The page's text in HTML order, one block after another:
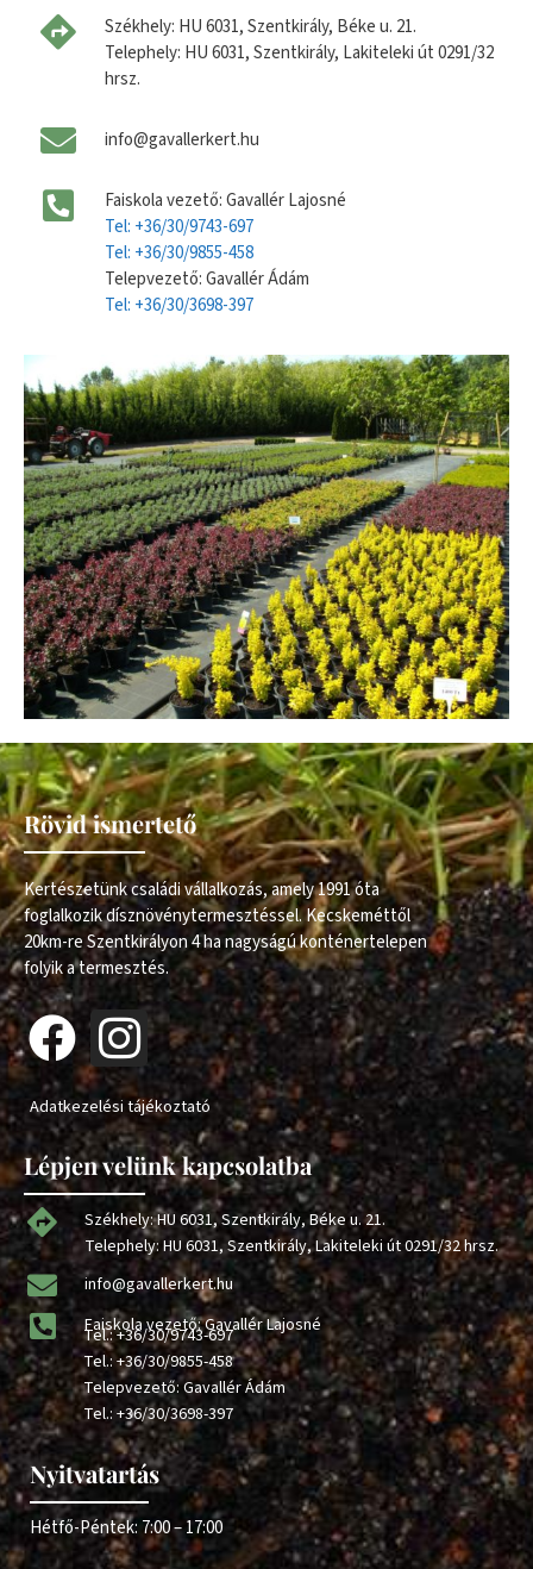
Székhely: HU 6031, Szentkirály, Béke u. 21.
Telephely: HU 6031, Szentkirály, Lakiteleki út 0291/32
hrsz.
info@gavallerkert.hu
Faiskola vezető: Gavallér Lajosné
Tel: +36/30/9743-697
Tel: +36/30/9855-458
Telepvezető: Gavallér Ádám
Tel: +36/30/3698-397
Rövid ismertető
Kertészetünk családi vállalkozás, amely 1991 óta
foglalkozik dísznövénytermesztéssel. Kecskeméttől
20km-re Szentkirályon 4 ha nagyságú konténertelepen
folyik a termesztés.
Adatkezelési tájékoztató
Lépjen velünk kapcsolatba
Székhely: HU 6031, Szentkirály, Béke u. 21.
Telephely: HU 6031, Szentkirály, Lakiteleki út 0291/32 hrsz.
info@gavallerkert.hu
Faiskola vezető: Gavallér Lajosné
Tel.:+36/30/9743-697
Tel.:+36/30/9855-458
Telepvezető: Gavallér Ádám
Tel.:+36/30/3698-397
Nyitvatartás
Hétfő-Péntek: 7:00 – 17:00